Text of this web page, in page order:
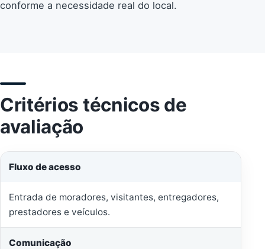
conforme a necessidade real do local.
Critérios técnicos de
avaliação
Fluxo de acesso
Entrada de moradores, visitantes, entregadores,
prestadores e veículos.
Comunicação